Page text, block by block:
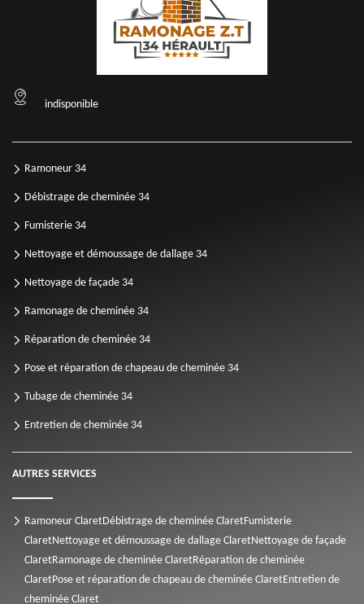
indisponible
Ramoneur 34
Débistrage de cheminée 34
Fumisterie 34
Nettoyage et démoussage de dallage 34
Nettoyage de façade 34
Ramonage de cheminée 34
Réparation de cheminée 34
Pose et réparation de chapeau de cheminée 34
Tubage de cheminée 34
Entretien de cheminée 34
AUTRES SERVICES
Ramoneur ClaretDébistrage de cheminée ClaretFumisterie
ClaretNettoyage et démoussage de dallage ClaretNettoyage de façade
ClaretRamonage de cheminée ClaretRéparation de cheminée
ClaretPose et réparation de chapeau de cheminée ClaretEntretien de
cheminée Claret